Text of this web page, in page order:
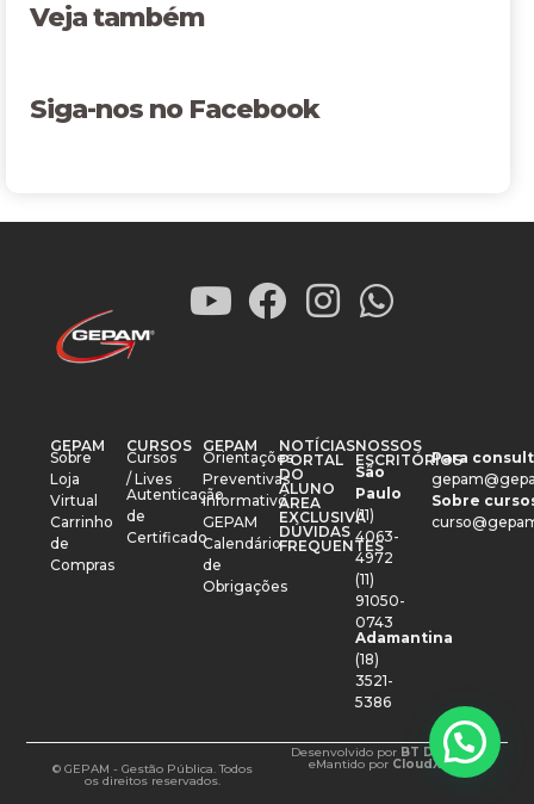
Veja também
Siga-nos no Facebook
GEPAM
Sobre
Loja
Virtual
Carrinho
de
Compras
CURSOS
Cursos
/ Lives
Autenticação
de
Certificado
GEPAM
Orientações
Preventivas
Informativo
GEPAM
Calendário
de
Obrigações
NOTÍCIAS
PORTAL
DO
ALUNO
ÁREA
EXCLUSIVA
DÚVIDAS
FREQUENTES
NOSSOS
ESCRITÓRIOS
São
Paulo
(11)
4063-
4972
(11)
91050-
0743
Adamantina
(18)
3521-
5386
Para
Sobre
© GEPAM - Gestão Pública. Todos
os direitos reservados.
Desenvolvido por BT Design
eMantido por CloudXM